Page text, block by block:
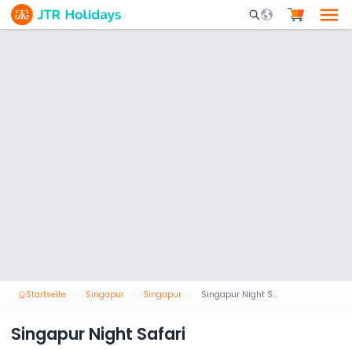
Mobile Search
Startseite Singapur Singapur Singapur Night Safari
Singapur Night Safari